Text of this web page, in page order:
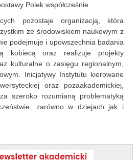
Polek współcześnie.
pozostaje organizacją, która
ze środowiskiem naukowym z
podejmuje i upowszechnia badania
kobiecą oraz realizuje projekty
kulturalne o zasięgu regionalnym,
Inicjatywy Instytutu kierowane
oraz pozaakademickiej,
szeroko rozumianą problematyką
zarówno w dziejach jak i